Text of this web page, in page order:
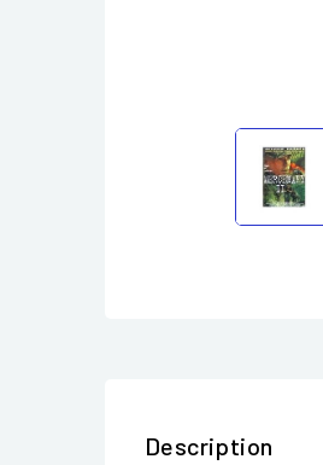
Description